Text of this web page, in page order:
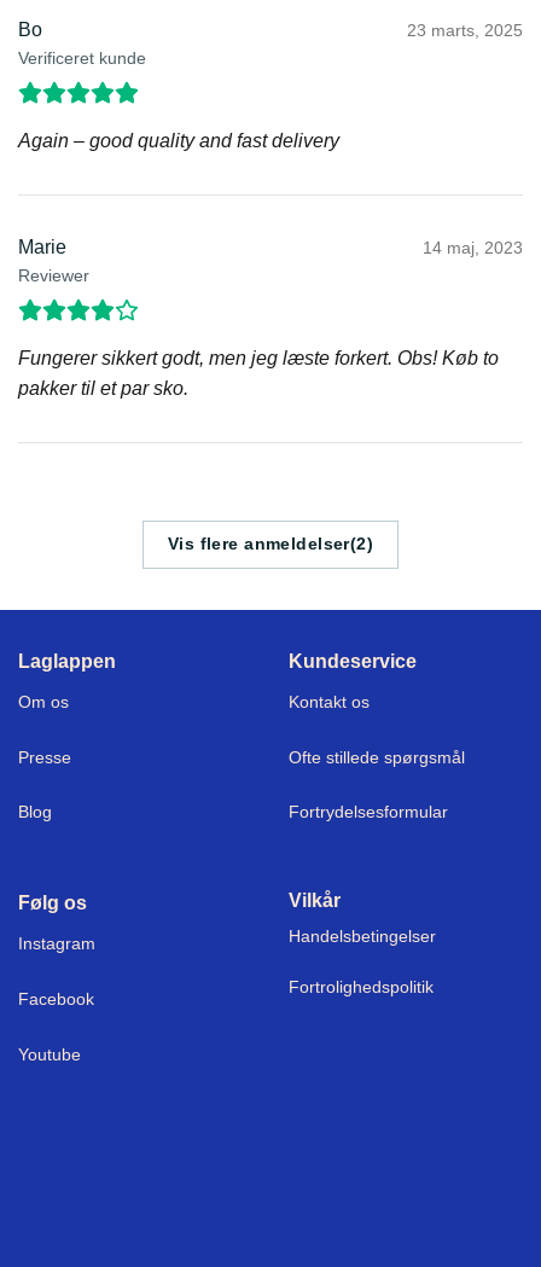
Bo
Verificeret kunde
23 marts, 2025
Again – good quality and fast delivery
Marie
Reviewer
14 maj, 2023
Fungerer sikkert godt, men jeg læste forkert. Obs! Køb to
pakker til et par sko.
Vis flere anmeldelser(2)
Laglappen
Om os
Presse
Blog
Kundeservice
Kontakt os
Ofte stillede spørgsmål
Fortrydelsesformular
Følg os
Instagram
Facebook
Youtube
Vilkår
Handelsbetingelser
Fortrolighedspolitik